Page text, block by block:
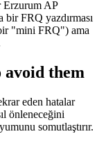
Erzurum AP
FRQ yazdırması
"mini FRQ") ama
avoid them
eden hatalar
önleneceğini
somutlaştırır.